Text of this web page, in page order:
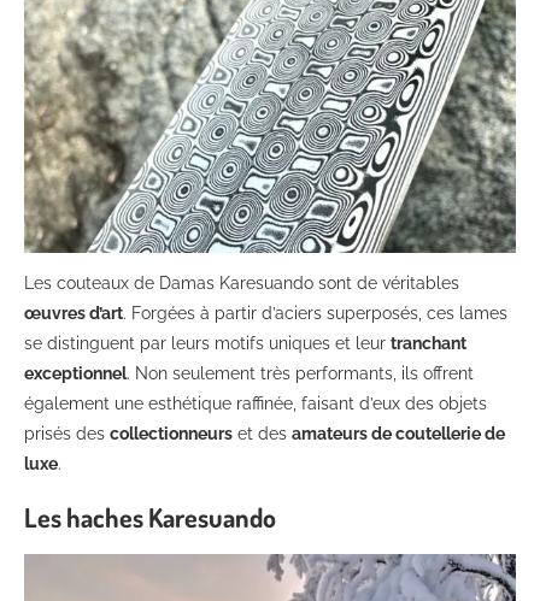
Les couteaux de Damas Karesuando sont de véritables
œuvres d’art. Forgées à partir d’aciers superposés, ces lames
se distinguent par leurs motifs uniques et leur tranchant
exceptionnel. Non seulement très performants, ils offrent
également une esthétique raffinée, faisant d’eux des objets
prisés des collectionneurs et des amateurs de coutellerie de
luxe.
Les haches Karesuando